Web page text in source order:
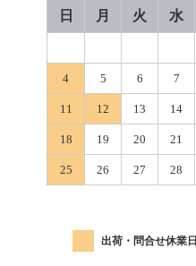
日 月 火 水
4 5 6 7
11 12 13 14
18 19 20 21
25 26 27 28
出荷・問合せ休業日